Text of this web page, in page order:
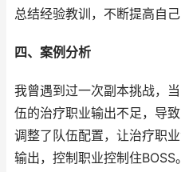
总结经验教训，不断提高自己
四、案例分析
我曾遇到过一次副本挑战，
伍的治疗职业输出不足，导
调整了队伍配置，让治疗职
输出，控制职业控制住